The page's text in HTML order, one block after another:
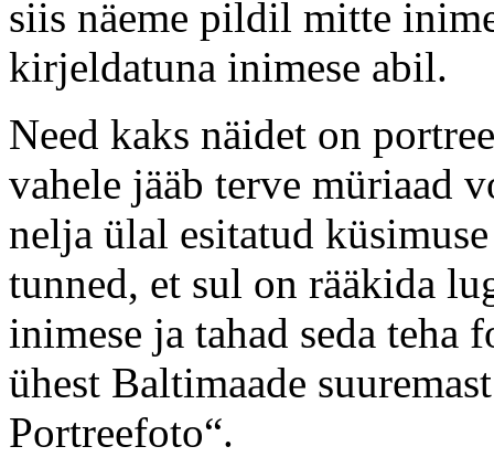
siis näeme pildil mitte
kirjeldatuna inimese abil.
Need kaks näidet on
vahele jääb terve müriaad
nelja ülal esitatud
tunned, et sul on rääkida
inimese ja tahad seda teha
ühest Baltimaade
Portreefoto“.